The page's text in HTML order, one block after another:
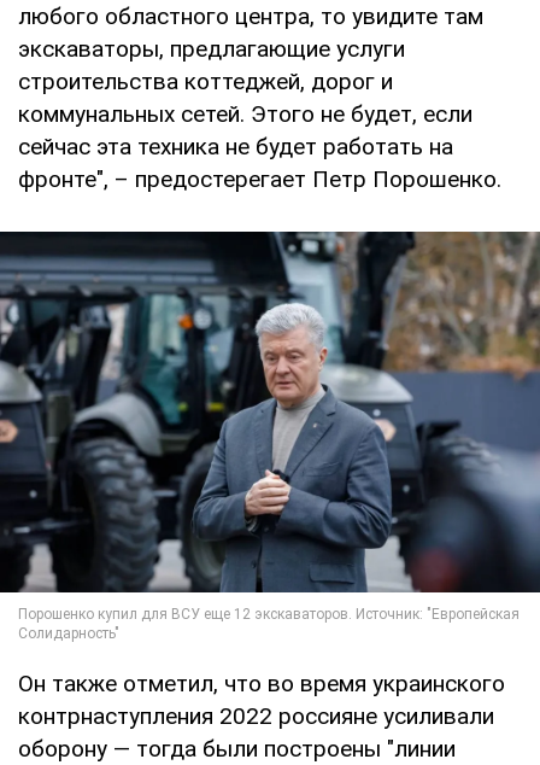
любого областного центра, то увидите там
экскаваторы, предлагающие услуги
строительства коттеджей, дорог и
коммунальных сетей. Этого не будет, если
сейчас эта техника не будет работать на
фронте", – предостерегает Петр Порошенко.
Он также отметил, что во время украинского
контрнаступления 2022 россияне усиливали
оборону — тогда были построены "линии